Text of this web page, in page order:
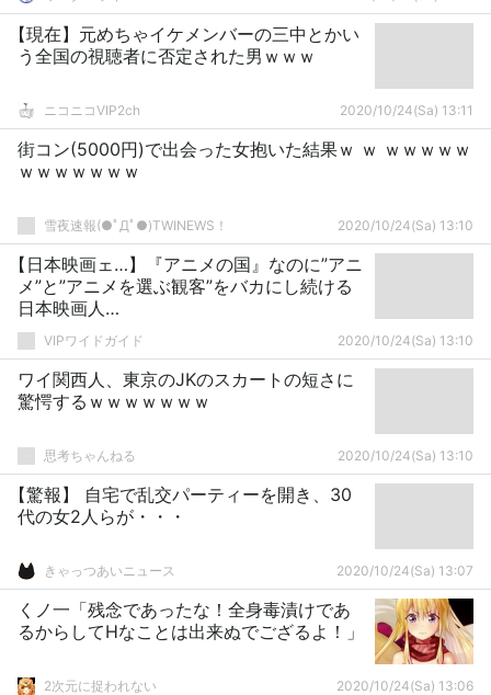
【現在】元めちゃイケメンバーの三中とかい
う全国の視聴者に否定された男ｗｗｗ
ニコニコVIP2ch 2020/10/24(Sa) 13:11
街コン(5000円)で出会った女抱いた結果ｗ ｗ ｗｗｗｗｗ
ｗｗｗｗｗｗｗ
雪夜速報(●ﾟДﾟ●)TWINEWS！ 2020/10/24(Sa) 13:10
【日本映画ェ…】『アニメの国』なのに”アニ
メ”と”アニメを選ぶ観客”をバカにし続ける
日本映画人…
VIPワイドガイド 2020/10/24(Sa) 13:10
ワイ関西人、東京のJKのスカートの短さに
驚愕するｗｗｗｗｗｗｗ
思考ちゃんねる 2020/10/24(Sa) 13:10
【驚報】 自宅で乱交パーティーを開き、30
代の女2人らが・・・
きゃっつあいニュース 2020/10/24(Sa) 13:07
くノ一「残念であったな！全身毒漬けであ
るからしてHなことは出来ぬでござるよ！」
2次元に捉われない 2020/10/24(Sa) 13:06